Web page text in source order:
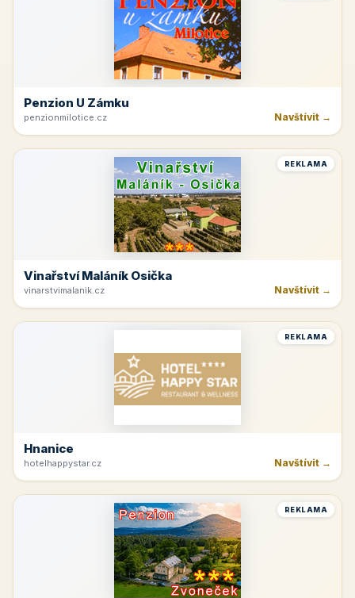
Penzion U Zámku
penzionmilotice.cz Navštívit →
REKLAMA
Vinařství Maláník Osička
vinarstvimalanik.cz Navštívit →
REKLAMA
Hnanice
hotelhappystar.cz Navštívit →
REKLAMA